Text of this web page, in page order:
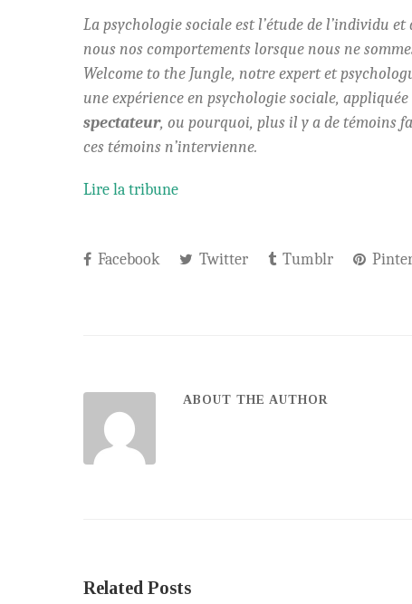
La psychologie sociale est l’étude de l’individu
nous nos comportements lorsque nous ne
Welcome to the Jungle, notre expert et
une expérience en psychologie sociale,
spectateur, ou pourquoi, plus il y a de témoins
ces témoins n’intervienne.
Lire la tribune
Facebook Twitter Tumblr
ABOUT THE AUTHOR
Related Posts